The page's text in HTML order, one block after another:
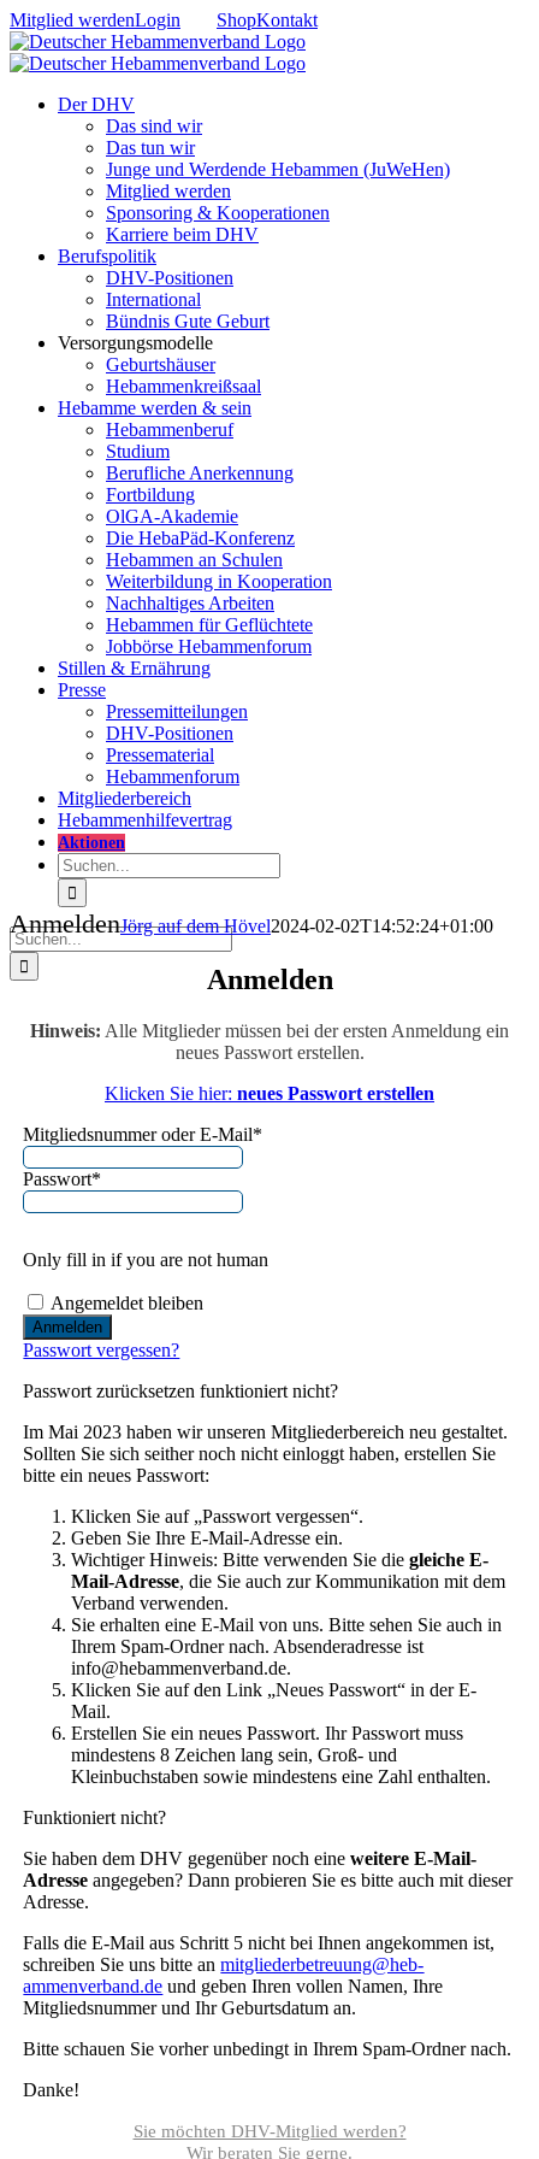
Zum
Inhalt
springen
Mitglied werdenLogin ShopKontakt
Der DHV
Das sind wir
Das tun wir
Junge und Werdende Hebammen (JuWeHen)
Mitglied werden
Sponsoring & Kooperationen
Karriere beim DHV
Berufspolitik
DHV-Positionen
International
Bündnis Gute Geburt
Versorgungsmodelle
Geburtshäuser
Hebammenkreißsaal
Hebamme werden & sein
Hebammenberuf
Studium
Berufliche Anerkennung
Fortbildung
OlGA-Akademie
Die HebaPäd-Konferenz
Hebammen an Schulen
Weiterbildung in Kooperation
Nachhaltiges Arbeiten
Hebammen für Geflüchtete
Jobbörse Hebammenforum
Stillen & Ernährung
Presse
Pressemitteilungen
DHV-Positionen
Pressematerial
Hebammenforum
Mitgliederbereich
Hebammenhilfevertrag
Aktionen
Suche
nach:
Suche
nach:
AnmeldenJörg auf dem Hövel2024-02-02T14:52:24+01:00
Anmelden
Hinweis: Alle Mitglieder müssen bei der ersten Anmeldung ein
neues Passwort erstellen.
Klicken Sie hier: neues Passwort erstellen
Mitgliedsnummer oder E-Mail*
Passwort*
Only fill in if you are not human
Angemeldet bleiben
Passwort vergessen?
Passwort zurücksetzen funktioniert nicht?
Im Mai 2023 haben wir unseren Mitgliederbereich neu gestaltet.
Sollten Sie sich seither noch nicht einloggt haben, erstellen Sie
bitte ein neues Passwort:
Klicken Sie auf „Passwort vergessen“.
Geben Sie Ihre E-Mail-Adresse ein.
Wichtiger Hinweis: Bitte verwenden Sie diegleiche E-
Mail-Adresse, die Sie auch zur Kommunikation mit dem
Verband verwenden.
Sie erhalten eine E-Mail von uns. Bitte sehen Sie auch in
Ihrem Spam-Ordner nach. Absenderadresse ist
info@hebammenverband.de.
Klicken Sie auf den Link „Neues Passwort“ in der E-
Mail.
Erstellen Sie ein neues Passwort. Ihr Passwort muss
mindestens 8 Zeichen lang sein, Groß- und
Kleinbuchstaben sowie mindestens eine Zahl enthalten.
Funktioniert nicht?
Sie haben dem DHV gegenüber noch eineweitere E-Mail-
Adresse angegeben? Dann probieren Sie es bitte auch mit dieser
Adresse.
Falls die E-Mail aus Schritt 5 nicht bei Ihnen angekommen ist,
schreiben Sie uns bitte anmitgliederbetreuung@heb­
ammenverband.de und geben Ihren vollen Namen, Ihre
Mitgliedsnummer und Ihr Geburtsdatum an.
Bitte schauen Sie vorher unbedingt in Ihrem Spam-Ordner nach.
Danke!
Sie möchten DHV-Mitglied werden?
Wir beraten Sie gerne.